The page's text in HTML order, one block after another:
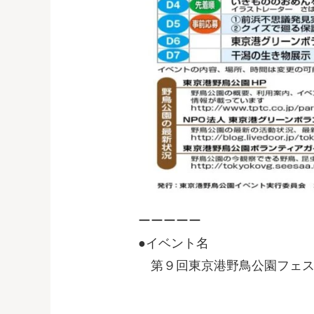
ーーーーー
●イベント名
第９回東京港野鳥公園フェ